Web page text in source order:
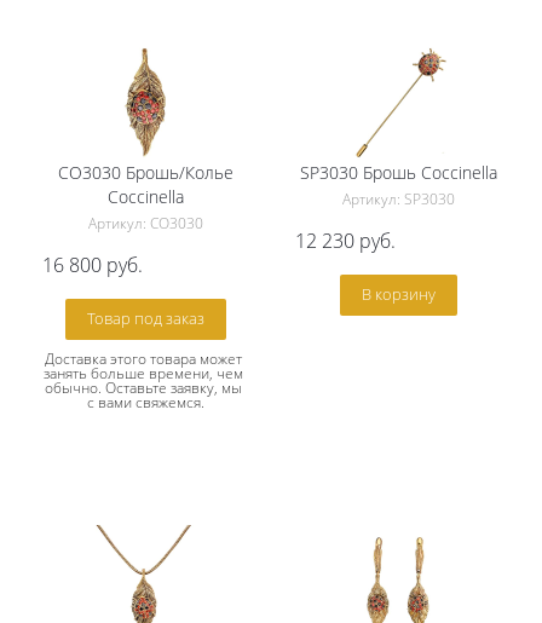
CO3030 Брошь/Колье
Сoccinella
Артикул: CO3030
16 800 руб.
Товар под заказ
Доставка этого товара может
занять больше времени, чем
обычно. Оставьте заявку, мы
с вами свяжемся.
SP3030 Брошь Сoccinella
Артикул: SP3030
12 230 руб.
В корзину